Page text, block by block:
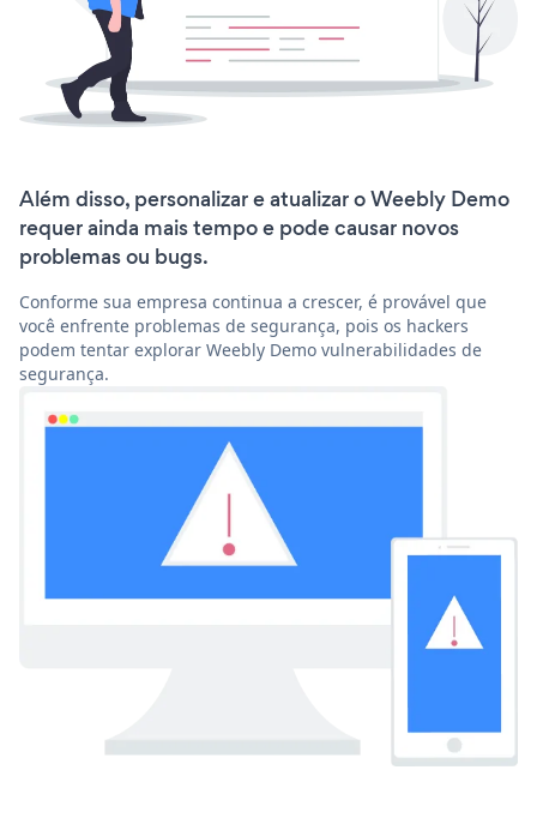
Além disso, personalizar e atualizar o Weebly Demo
requer ainda mais tempo e pode causar novos
problemas ou bugs.
Conforme sua empresa continua a crescer, é provável que
você enfrente problemas de segurança, pois os hackers
podem tentar explorar Weebly Demo vulnerabilidades de
segurança.